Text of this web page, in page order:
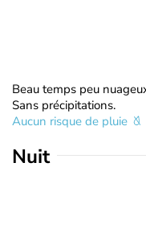
Beau temps peu
Sans précipitations.
Aucun risque de pluie
Nuit